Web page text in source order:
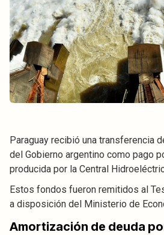
Paraguay recibió una transferencia
del Gobierno argentino como pago
producida por la Central
Estos fondos fueron remitidos al
a disposición del Ministerio de
Amortización de deuda